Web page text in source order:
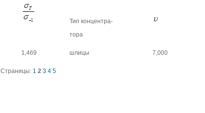
Тип концентра-
тора
1,469 шлицы 7,000
Страницы: 1 2 3 4 5